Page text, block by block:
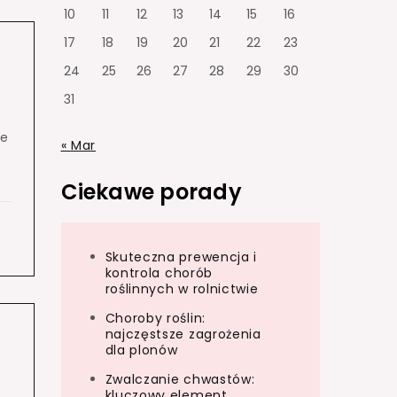
10
11 12 13 14 15
16
17
18 19 20 21 22
23
24
25 26 27 28 29
30
31
« Mar
Ciekawe porady
Skuteczna prewencja i
kontrola chorób
roślinnych w rolnictwie
Choroby roślin:
najczęstsze zagrożenia
dla plonów
Zwalczanie chwastów: